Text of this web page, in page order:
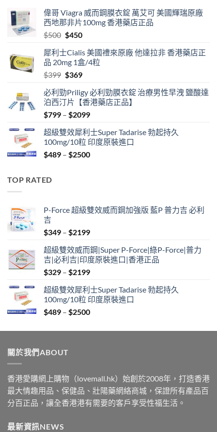
偉哥 Viagra 威而鋼膜衣錠 萬艾可 美國輝瑞原廠
西地那非片100mg 香港藥店正品
$500 Original
was:
$500.
$450Current
is:
$450.
犀利士Cialis 美國禮來原廠 他達拉非 香港藥店正
品 20mg 1盒/4粒
$399 Original
was:
$399.
$369Current
is:
$369.
必利勁Priligy 必利勁膜衣錠 治療男性早洩 鹽酸達
泊西汀片【香港藥店正品】
$799 – $2099Price
$799
through
$2099
超級雙效犀利士Super Tadarise 勃起持久
100mg/10粒 印度原裝進口
$489 – $2500Price
TOP RATED
P-Force 超級雙效威而鋼加強版 藍P 普力吉 必利
吉
$349 – $2199Price
$349
through
$2199
超級雙效威而鋼|Super P-Force|綠P-Force|普力
吉|必利吉|印度原裝進口|香港正品
$329 – $2199Price
$329
through
$2199
超級雙效犀利士Super Tadarise 勃起持久
100mg/10粒 印度原裝進口
$489 – $2500Price
$489
關於我們ABOUT
香港愛購網上購物（lovemall.hk）始創於2008年，打造香港
最大情趣用品、保健品、壯陽藥網絡商城，保證所有產品百
分百正品，讓全香港港有需要的客戶享受性福生活。
最新資訊NEWS